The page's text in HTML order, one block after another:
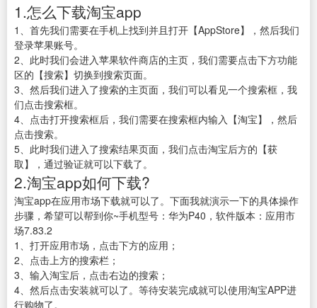
1.怎么下载淘宝app
1、首先我们需要在手机上找到并且打开【AppStore】，然后我们
登录苹果账号。
2、此时我们会进入苹果软件商店的主页，我们需要点击下方功能
区的【搜索】切换到搜索页面。
3、然后我们进入了搜索的主页面，我们可以看见一个搜索框，我
们点击搜索框。
4、点击打开搜索框后，我们需要在搜索框内输入【淘宝】，然后
点击搜索。
5、此时我们进入了搜索结果页面，我们点击淘宝后方的【获
取】，通过验证就可以下载了。
2.淘宝app如何下载?
淘宝app在应用市场下载就可以了。下面我就演示一下的具体操作
步骤，希望可以帮到你~手机型号：华为P40，软件版本：应用市
场7.83.2
1、打开应用市场，点击下方的应用；
2、点击上方的搜索栏；
3、输入淘宝后，点击右边的搜索；
4、然后点击安装就可以了。等待安装完成就可以使用淘宝APP进
行购物了。